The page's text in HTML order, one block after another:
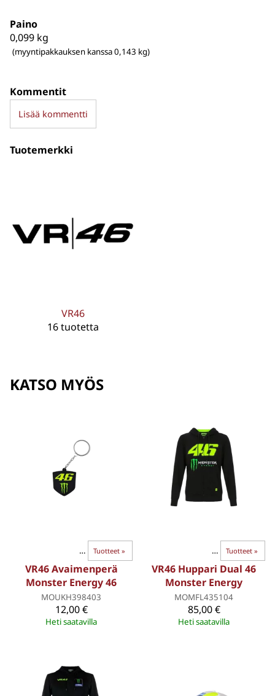
Paino
0,099 kg
(myyntipakkauksen kanssa 0,143 kg)
Kommentit
Lisää kommentti
Tuotemerkki
VR46
16 tuotetta
KATSO MYÖS
Tuotteet ‪»
VR46 Avaimenperä
Monster Energy 46
MOUKH398403
12,00 €
Heti saatavilla
Tuotteet ‪»
VR46 Huppari Dual 46
Monster Energy
MOMFL435104
85,00 €
Heti saatavilla